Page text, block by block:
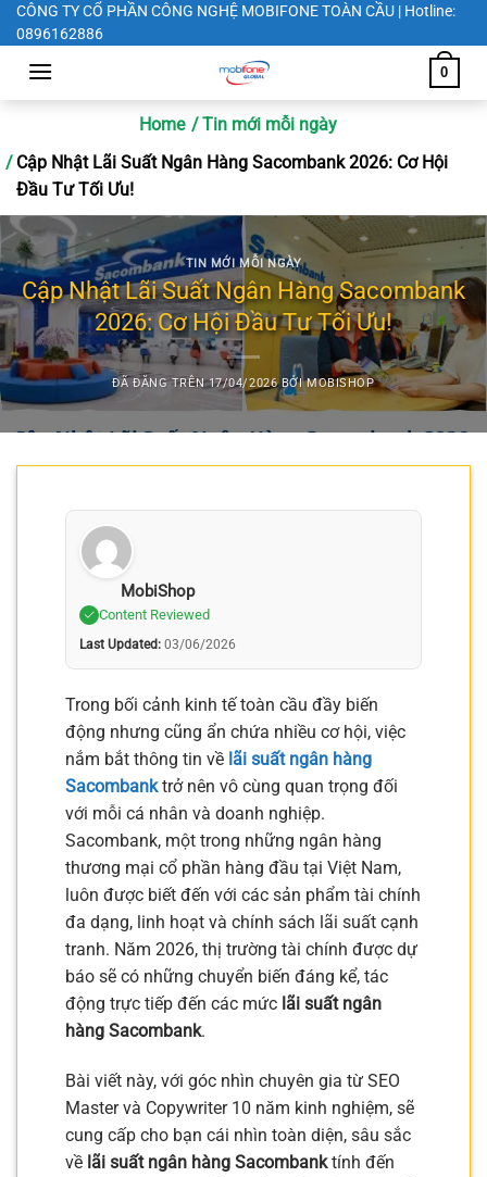
Chuyển
đến
CÔNG TY CỔ PHẦN CÔNG NGHỆ MOBIFONE TOÀN CẦU | Hotline:
0896162886
0
Home
Tin mới mỗi ngày
Cập Nhật Lãi Suất Ngân Hàng Sacombank 2026: Cơ Hội
Đầu Tư Tối Ưu!
TIN MỚI MỖI NGÀY
Cập Nhật Lãi Suất Ngân Hàng Sacombank
2026: Cơ Hội Đầu Tư Tối Ưu!
ĐÃ ĐĂNG TRÊN17/04/2026 BỞIMOBISHOP
MobiShop
Content Reviewed
Last Updated: 03/06/2026
Trong bối cảnh kinh tế toàn cầu đầy biến
động nhưng cũng ẩn chứa nhiều cơ hội, việc
nắm bắt thông tin về lãi suất ngân hàng
Sacombanktrở nên vô cùng quan trọng đối
với mỗi cá nhân và doanh nghiệp.
Sacombank, một trong những ngân hàng
thương mại cổ phần hàng đầu tại Việt Nam,
luôn được biết đến với các sản phẩm tài chính
đa dạng, linh hoạt và chính sách lãi suất cạnh
tranh. Năm 2026, thị trường tài chính được dự
báo sẽ có những chuyển biến đáng kể, tác
động trực tiếp đến các mức lãi suất ngân
hàng Sacombank.
Bài viết này, với góc nhìn chuyên gia từ SEO
Master và Copywriter 10 năm kinh nghiệm, sẽ
cung cấp cho bạn cái nhìn toàn diện, sâu sắc
về lãi suất ngân hàng Sacombanktính đến